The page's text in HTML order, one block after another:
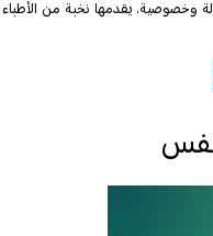
مدار الساعة 24/7 بكل سهولة وخصوصية. يقدمها نخبة من الأطباء